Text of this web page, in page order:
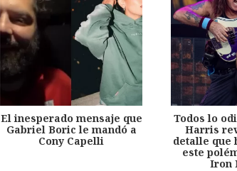
El inesperado mensaje que
Gabriel Boric le mandó a
Cony Capelli
Todos lo
Harris
detalle que
este
Iron